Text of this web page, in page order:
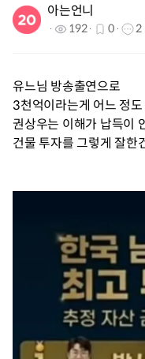
아는언니
192 0 2
유느님 방송출연으로
3천억이라는게 어느 정
권상우는 이해가 납득이
건물 투자를 그렇게 잘한